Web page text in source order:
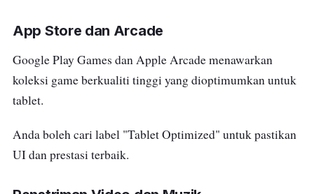
App Store dan Arcade
Google Play Games dan Apple Arcade menawarkan
koleksi game berkualiti tinggi yang dioptimumkan untuk
tablet.
Anda boleh cari label "Tablet Optimized" untuk pastikan
UI dan prestasi terbaik.